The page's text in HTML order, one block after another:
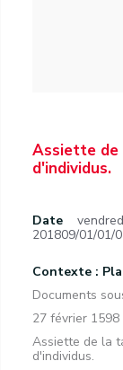
Assiette de
d'individus.
Date
201809/01/01/
Contexte :
Documents
27 février
Assiette de la
d'individus.